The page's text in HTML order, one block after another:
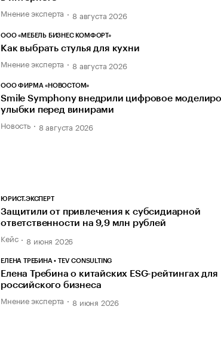
Мнение эксперта 8 августа 2026
ООО «МЕБЕЛЬ БИЗНЕС КОМФОРТ»
Как выбрать стулья для кухни
Мнение эксперта 8 августа 2026
ООО ФИРМА «НОВОСТОМ»
Smile Symphony внедрили цифровое
улыбки перед винирами
Новость 8 августа 2026
ЮРИСТ.ЭКСПЕРТ
Защитили от привлечения к субсидиарной
ответственности на 9,9 млн рублей
Кейс 8 июня 2026
ЕЛЕНА ТРЕБИНА • TEV CONSULTING
Елена Требина о китайских ESG-рейтингах для
российского бизнеса
Мнение эксперта 8 июня 2026